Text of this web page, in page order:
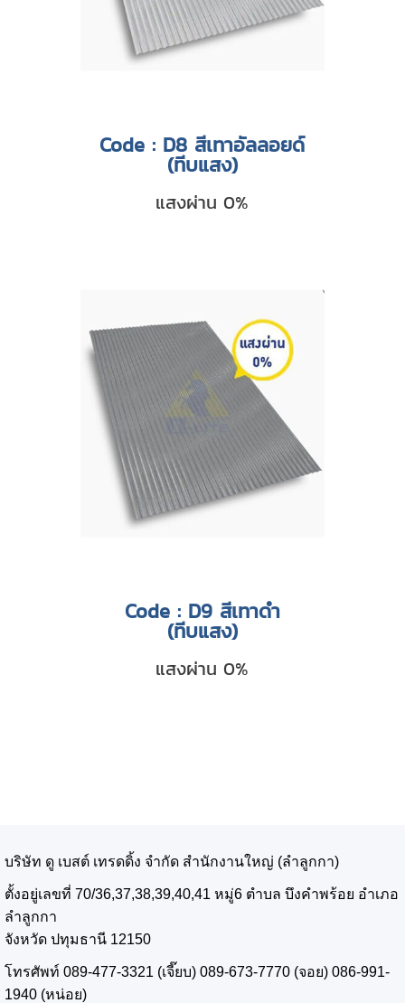
Code : D8 สีเทาอัลลอยด์
(ทีบแสง)
แสงผ่าน 0%
Code : D9 สีเทาดำ
(ทีบแสง)
แสงผ่าน 0%
บริษัท ดู เบสต์ เทรดดิ้ง จำกัด สำนักงานใหญ่ (ลำลูกกา)
ตั้งอยู่เลขที่ 70/36,37,38,39,40,41 หมู่6 ตำบล บึงคำพร้อย อำเภอ
ลำลูกกา
จังหวัด ปทุมธานี 12150
โทรศัพท์ 089-477-3321 (เจี๊ยบ) 089-673-7770 (จอย) 086-991-
1940 (หน่อย)